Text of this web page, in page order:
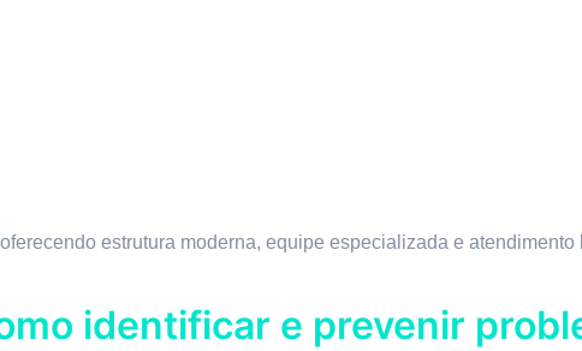
estrutura moderna, equipe especializada e
identificar e prevenir